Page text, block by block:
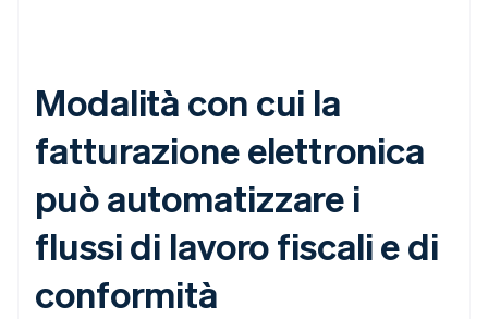
Modalità con cui la
fatturazione elettronica
può automatizzare i
flussi di lavoro fiscali e di
conformità